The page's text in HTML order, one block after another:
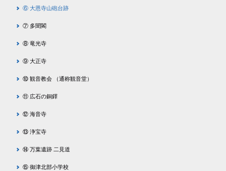
⑥ 大恩寺山砲台跡
⑦ 多聞閣
⑧ 竜光寺
⑨ 大正寺
⑩ 観音教会 （通称観音堂）
⑪ 広石の銅鐸
⑫ 海音寺
⑬ 浄宝寺
⑭ 万葉遺跡 二見道
⑮ 御津北部小学校